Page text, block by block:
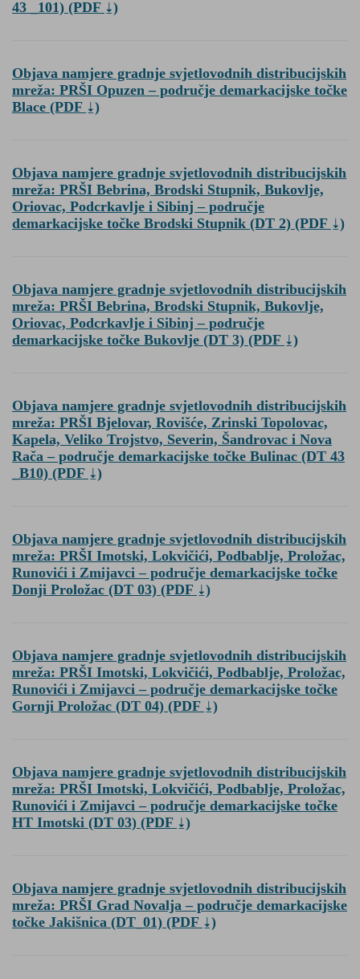
43 _101) (PDF )
Objava namjere gradnje svjetlovodnih distribucijskih
mreža: PRŠI Opuzen – područje demarkacijske točke
Blace (PDF )
Objava namjere gradnje svjetlovodnih distribucijskih
mreža: PRŠI Bebrina, Brodski Stupnik, Bukovlje,
Oriovac, Podcrkavlje i Sibinj – područje
demarkacijske točke Brodski Stupnik (DT 2) (PDF )
Objava namjere gradnje svjetlovodnih distribucijskih
mreža: PRŠI Bebrina, Brodski Stupnik, Bukovlje,
Oriovac, Podcrkavlje i Sibinj – područje
demarkacijske točke Bukovlje (DT 3) (PDF )
Objava namjere gradnje svjetlovodnih distribucijskih
mreža: PRŠI Bjelovar, Rovišće, Zrinski Topolovac,
Kapela, Veliko Trojstvo, Severin, Šandrovac i Nova
Rača – područje demarkacijske točke Bulinac (DT 43
_B10) (PDF )
Objava namjere gradnje svjetlovodnih distribucijskih
mreža: PRŠI Imotski, Lokvičići, Podbablje, Proložac,
Runovići i Zmijavci – područje demarkacijske točke
Donji Proložac (DT 03) (PDF )
Objava namjere gradnje svjetlovodnih distribucijskih
mreža: PRŠI Imotski, Lokvičići, Podbablje, Proložac,
Runovići i Zmijavci – područje demarkacijske točke
Gornji Proložac (DT 04) (PDF )
Objava namjere gradnje svjetlovodnih distribucijskih
mreža: PRŠI Imotski, Lokvičići, Podbablje, Proložac,
Runovići i Zmijavci – područje demarkacijske točke
HT Imotski (DT 03) (PDF )
Objava namjere gradnje svjetlovodnih distribucijskih
mreža: PRŠI Grad Novalja – područje demarkacijske
točke Jakišnica (DT_01) (PDF )